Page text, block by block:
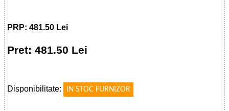
PRP: 481.50 Lei
Pret: 481.50 Lei
Disponibilitate:
IN STOC FURNIZOR